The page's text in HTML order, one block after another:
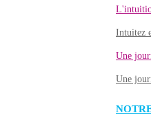
Intuitez
Une
Une